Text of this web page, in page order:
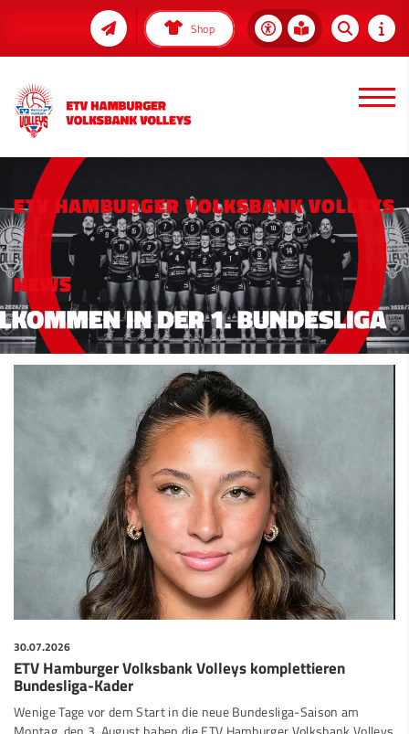
Shop
ETV HAMBURGER VOLKSBANK VOLLEYS
NEWS
30.07.2026
ETV Hamburger Volksbank Volleys komplettieren
Bundesliga-Kader
Wenige Tage vor dem Start in die neue Bundesliga-Saison am